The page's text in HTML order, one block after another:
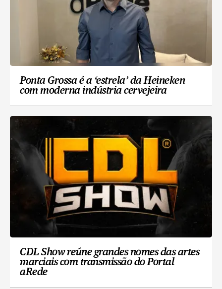
Ponta Grossa é a ‘estrela’ da Heineken
com moderna indústria cervejeira
CDL Show reúne grandes nomes das artes
marciais com transmissão do Portal
aRede